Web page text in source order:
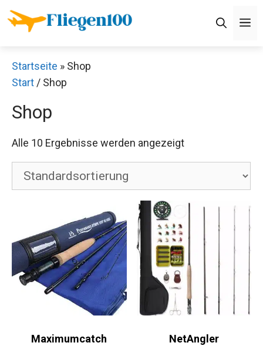
Zum
Inhalt
Startseite » Shop
Start / Shop
Shop
Alle 10 Ergebnisse werden angezeigt
Maximumcatch
NetAngler